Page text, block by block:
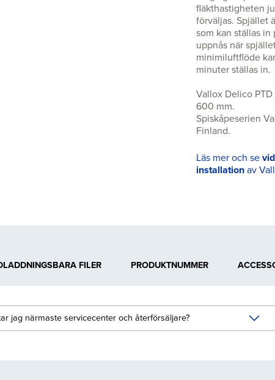
fläkthastigheten
förväljas. Spjället
som kan ställas
uppnås när
minimiluftflöde
minuter ställas in.
Vallox Delico
600 mm.
Spiskåpeserien
Finland.
Läs mer och se
installationav
FILER PRODUKTNUMMER
jag närmaste servicecenter och återförsäljare?